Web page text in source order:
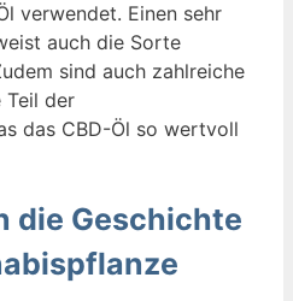
verwendet. Einen sehr
auch die Sorte
sind auch zahlreiche
Teil der
das CBD-Öl so wertvoll
die Geschichte